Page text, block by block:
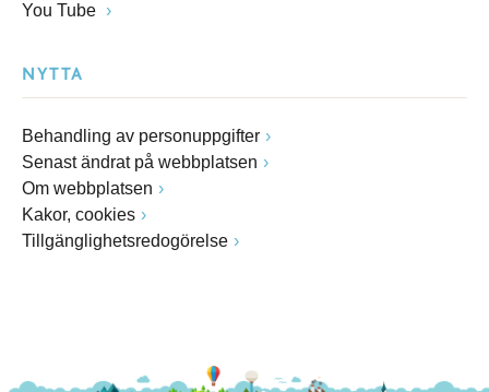
You Tube
NYTTA
Behandling av personuppgifter
Senast ändrat på webbplatsen
Om webbplatsen
Kakor, cookies
Tillgänglighetsredogörelse